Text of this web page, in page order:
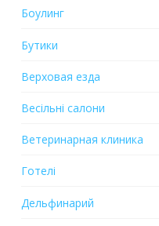
Боулинг
Бутики
Верховая езда
Весільні салони
Ветеринарная клиника
Готелі
Дельфинарий